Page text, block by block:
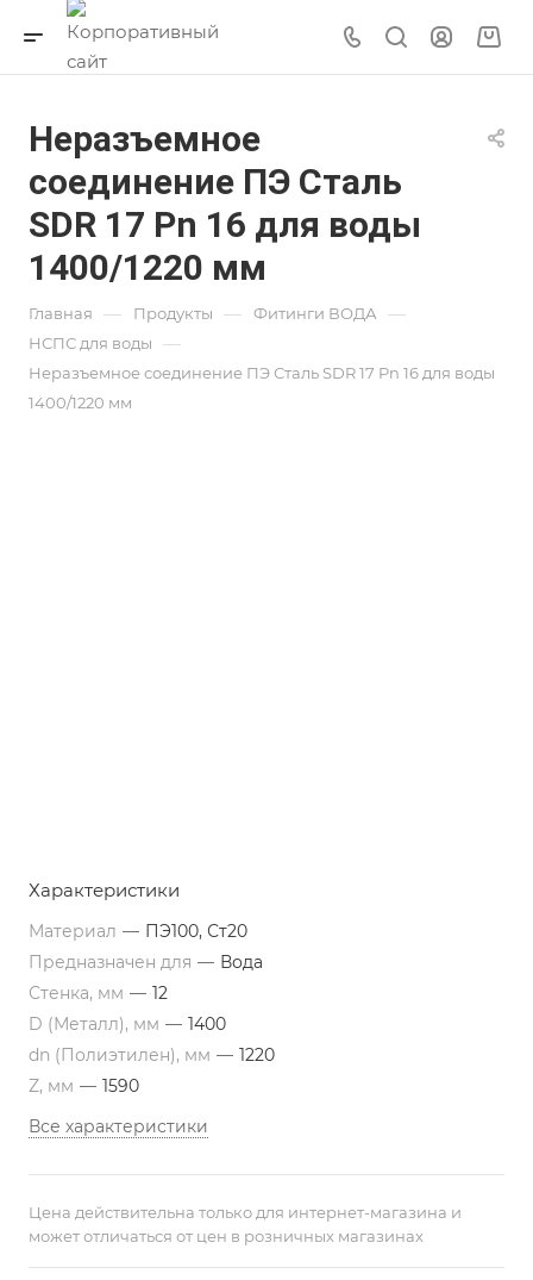
Неразъемное
соединение ПЭ Сталь
SDR 17 Pn 16 для воды
1400/1220 мм
Главная — Продукты — Фитинги ВОДА —
НСПС для воды —
Неразъемное соединение ПЭ Сталь SDR 17 Pn 16 для воды
1400/1220 мм
Характеристики
Материал — ПЭ100, Ст20
Предназначен для — Вода
Стенка, мм — 12
D (Металл), мм — 1400
dn (Полиэтилен), мм — 1220
Z, мм — 1590
Все характеристики
Цена действительна только для интернет-магазина и
может отличаться от цен в розничных магазинах